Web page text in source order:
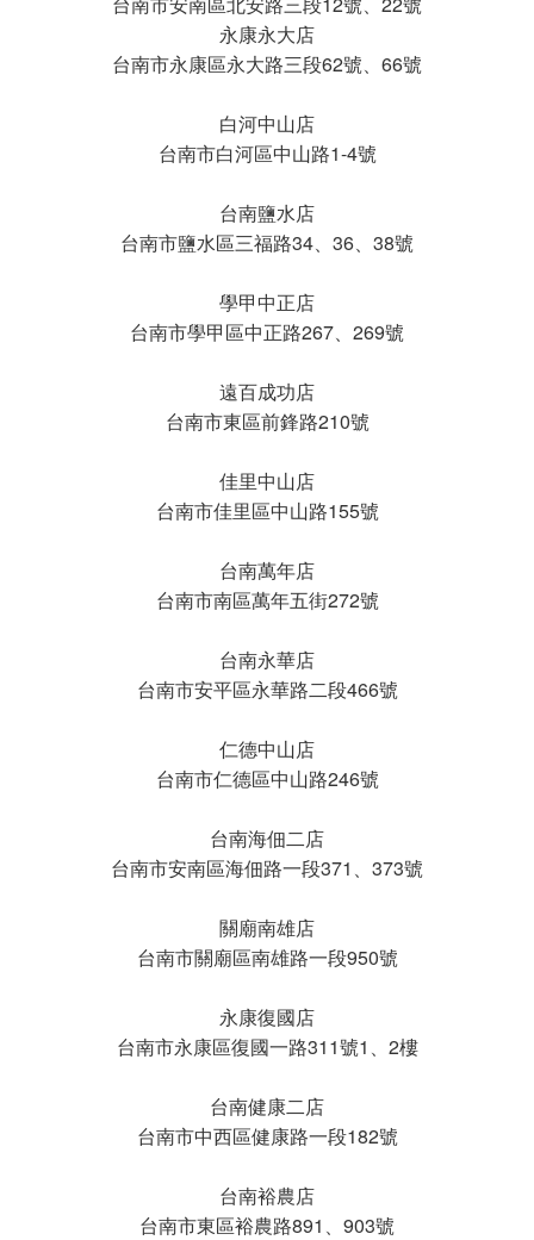
永康永大店
台南市永康區永大路三段62號、66號
白河中山店
台南市白河區中山路1-4號
台南鹽水店
台南市鹽水區三福路34、36、38號
學甲中正店
台南市學甲區中正路267、269號
遠百成功店
台南市東區前鋒路210號
佳里中山店
台南市佳里區中山路155號
台南萬年店
台南市南區萬年五街272號
台南永華店
台南市安平區永華路二段466號
仁德中山店
台南市仁德區中山路246號
台南海佃二店
台南市安南區海佃路一段371、373號
關廟南雄店
台南市關廟區南雄路一段950號
永康復國店
台南市永康區復國一路311號1、2樓
台南健康二店
台南市中西區健康路一段182號
台南裕農店
台南市東區裕農路891、903號